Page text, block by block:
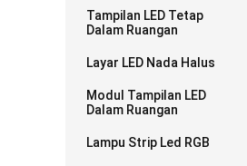
Tampilan LED Tetap
Dalam Ruangan
Layar LED Nada Halus
Modul Tampilan LED
Dalam Ruangan
Lampu Strip Led RGB